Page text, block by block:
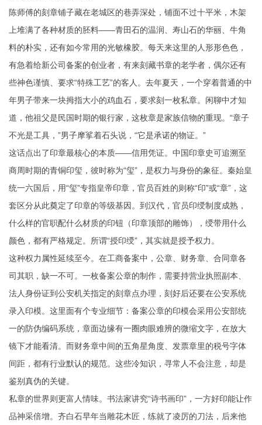
陈师傅的刻章铺子藏在老城区的巷弄深处，铺面不过十平米，木架
上堆满了各种材质的胚料——青田石的温润、寿山石的华丽、牛角
料的朴实，还有如今常用的光敏橡胶。每天来这里的人形形色色，
有急着给新公司备案的创业者，有来刻藏书章的老学者，偶尔还有
些神色谨慎、要求“特殊工艺”的客人。去年夏天，一个穿着普通的中
年男子带来一块拇指大小的鸡血石，要求刻一枚私章。闲聊中才知
道，他祖父是民国时期的银行家，这枚章是家族信物的重现。“章子
不光是工具，”男子摩挲着石头说，“它是承诺的物证。”
这话点出了印章最核心的本质——信用凭证。中国印章史可追溯至
商周时期的青铜印玺，彼时称为“玺”，是权力与身份的象征。秦始皇
统一六国后，用“玺”专指皇帝印章，官员百姓的则称“印”或“章”，这
套区分从此奠定了印章的等级基因。到汉代，官员印绶制度成熟，
什么样的官职配什么材质的印钮（印章顶部的雕饰），绶带用什么
颜色，都有严格规定。所谓“授印绶”，其实就是授予权力。
这种权力属性延续至今。在工商备案中，公章、财务章、合同章各
司其职，缺一不可。一枚备案公章的制作，需要持营业执照副本、
法人身份证到公安机关指定的刻章点办理，刻好后还要在公安系统
录入印模。这里面有个专业细节：备案公章的印模会采用公安部统
一的防伪编码系统，章面边缘有一圈肉眼难辨的微缩文字，在放大
镜下才能看清。而财务章中间的五角星角度、发票章里的税号字体
间距，都有行业默认的规范。这些冷知识，寻常人不会注意，却是
鉴别真伪的关键。
私章的世界则更富人情味。书法家讲究“诗书画印”，一方好印能让作
品神采倍增。齐白石早年当雕花木匠，练就了凌厉的刀法，后来他